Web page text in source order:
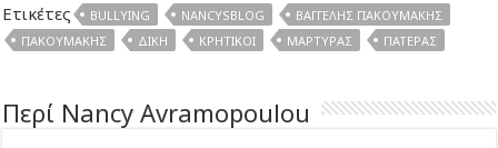
Ετικέτες BULLYING NANCYSBLOG
ΒΑΓΓΈΛΗΣ ΓΙΑΚΟΥΜΆΚΗΣ
ΓΙΑΚΟΥΜΆΚΗΣ
ΔΊΚΗ ΚΡΗΤΙΚΟΊ ΜΆΡΤΥΡΑΣ ΠΑΤΈΡΑΣ
Περί Nancy Avramopoulou